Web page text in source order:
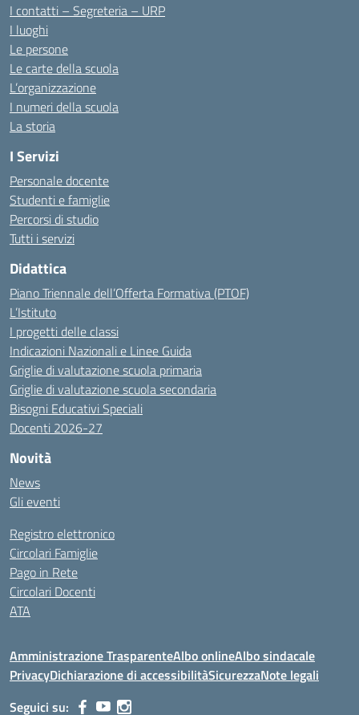
I contatti – Segreteria – URP
I luoghi
Le persone
Le carte della scuola
L’organizzazione
I numeri della scuola
La storia
I Servizi
Personale docente
Studenti e famiglie
Percorsi di studio
Tutti i servizi
Didattica
Piano Triennale dell’Offerta Formativa (PTOF)
L’Istituto
I progetti delle classi
Indicazioni Nazionali e Linee Guida
Griglie di valutazione scuola primaria
Griglie di valutazione scuola secondaria
Bisogni Educativi Speciali
Docenti 2026-27
Novità
News
Gli eventi
Registro elettronico
Circolari Famiglie
Pago in Rete
Circolari Docenti
ATA
Amministrazione TrasparenteAlbo onlineAlbo sindacale
PrivacyDichiarazione di accessibilitàSicurezzaNote legali
Seguici su: